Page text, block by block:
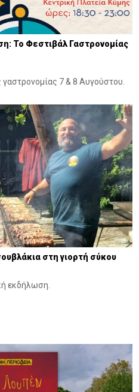
Το Φεστιβάλ Γαστρονομίας
γαστρονομίας 7 & 8 Αυγούστου.
στη γιορτή σύκου
εκδήλωση.